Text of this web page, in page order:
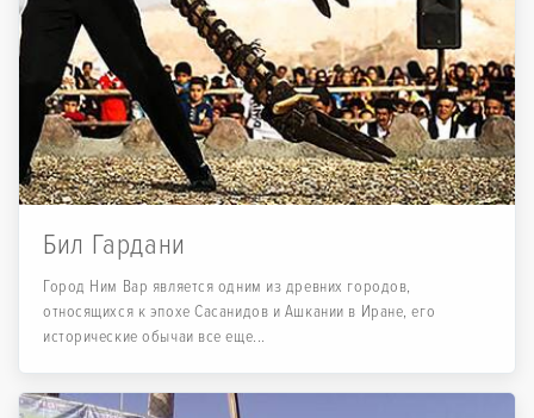
Бил Гардани
Город Ним Вар является одним из древних городов,
относящихся к эпохе Сасанидов и Ашкании в Иране, его
исторические обычаи все еще...